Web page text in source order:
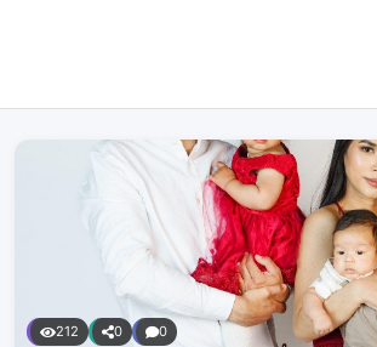
212 0 0